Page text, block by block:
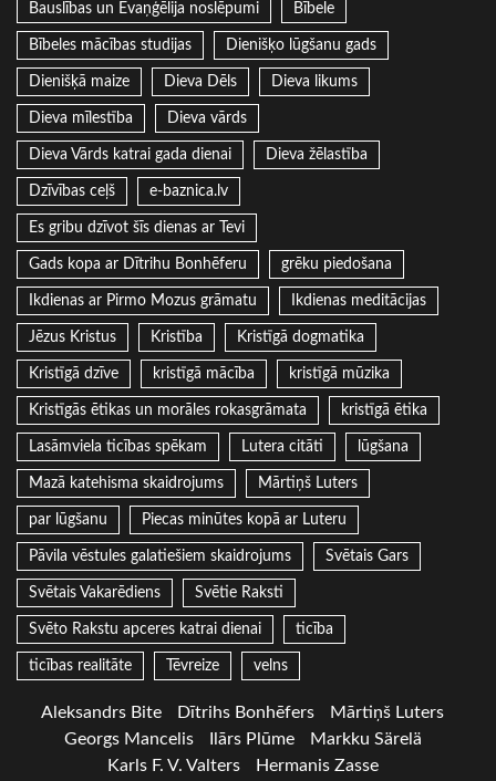
Bauslības un Evaņģēlija noslēpumi Bībele
Bībeles mācības studijas Dienišķo lūgšanu gads
Dienišķā maize Dieva Dēls Dieva likums
Dieva mīlestība Dieva vārds
Dieva Vārds katrai gada dienai Dieva žēlastība
Dzīvības ceļš e-baznica.lv
Es gribu dzīvot šīs dienas ar Tevi
Gads kopa ar Dītrihu Bonhēferu grēku piedošana
Ikdienas ar Pirmo Mozus grāmatu Ikdienas meditācijas
Jēzus Kristus Kristība Kristīgā dogmatika
Kristīgā dzīve kristīgā mācība kristīgā mūzika
Kristīgās ētikas un morāles rokasgrāmata kristīgā ētika
Lasāmviela ticības spēkam Lutera citāti lūgšana
Mazā katehisma skaidrojums Mārtiņš Luters
par lūgšanu Piecas minūtes kopā ar Luteru
Pāvila vēstules galatiešiem skaidrojums Svētais Gars
Svētais Vakarēdiens Svētie Raksti
Svēto Rakstu apceres katrai dienai ticība
ticības realitāte Tēvreize velns
Aleksandrs Bite Dītrihs Bonhēfers
Mārtiņš Luters
Georgs Mancelis
Ilārs Plūme
Markku Särelä
Karls F. V. Valters
Hermanis Zasse